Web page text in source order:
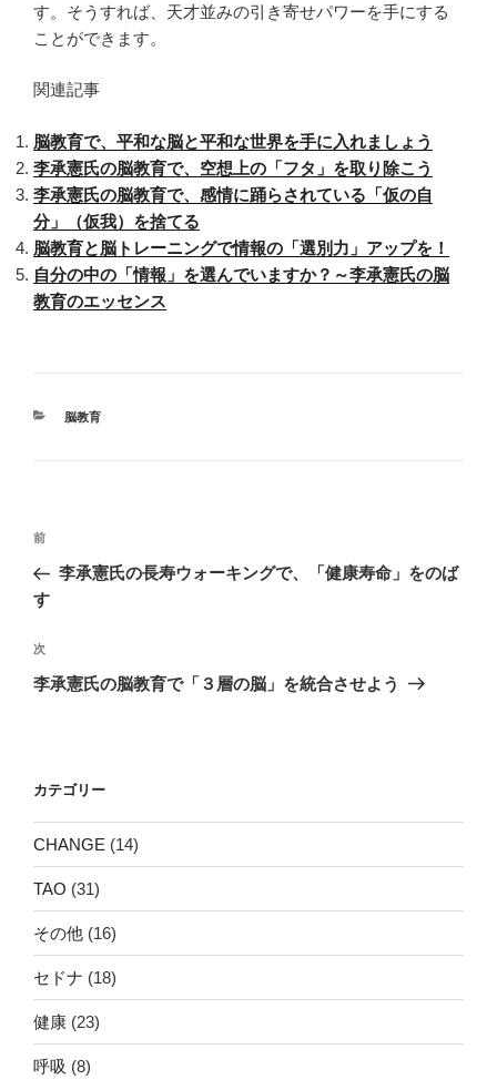
す。そうすれば、天才並みの引き寄せパワーを手にする
ことができます。
関連記事
脳教育で、平和な脳と平和な世界を手に入れましょう
李承憲氏の脳教育で、空想上の「フタ」を取り除こう
李承憲氏の脳教育で、感情に踊らされている「仮の自
分」（仮我）を捨てる
脳教育と脳トレーニングで情報の「選別力」アップを！
自分の中の「情報」を選んでいますか？～李承憲氏の脳
教育のエッセンス
カ
脳教育
投
ナ
ゲ
ー
前
の
投
前
李承憲氏の長寿ウォーキングで、「健康寿命」をのば
す
次
の
次
李承憲氏の脳教育で「３層の脳」を統合させよう
カテゴリー
CHANGE (14)
TAO (31)
その他 (16)
セドナ (18)
健康 (23)
呼吸 (8)